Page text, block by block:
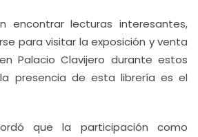
encontrar lecturas interesantes,
para visitar la exposición y venta
Palacio Clavijero durante estos
presencia de esta librería es el
que la participación como